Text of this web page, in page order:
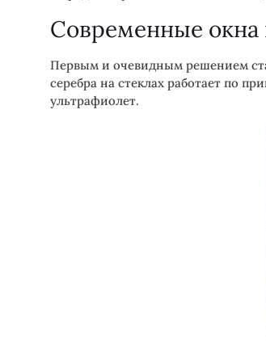
Современные окна
Первым и очевидным решением
серебра на стеклах работает по
ультрафиолет.